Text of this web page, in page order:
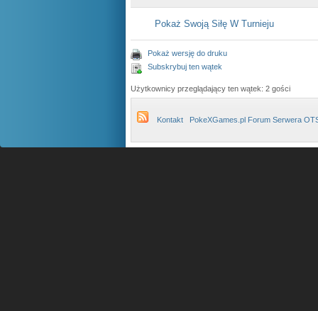
Pokaż Swoją Siłę W Turnieju
Pokaż wersję do druku
Subskrybuj ten wątek
Użytkownicy przeglądający ten wątek: 2 gości
Kontakt PokeXGames.pl Forum Serwera